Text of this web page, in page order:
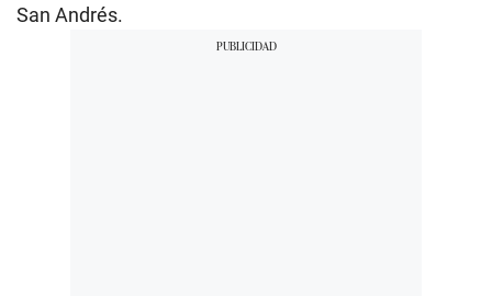
San Andrés.